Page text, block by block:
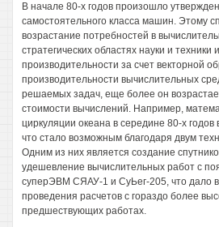
В начале 80-х годов произошло
самостоятельного класса машин. Этому
возрастание потребностей в
стратегических областях науки и техники
производительности за счет векторной
производительности вычислительных
решаемых задач, еще более он
стоимости вычислений. Например,
циркуляции океана в середине 80-х годов
что стало возможным благодаря двум
Одним из них является создание
удешевление вычислительных работ с
суперЭВМ СЯАУ-1 и СуЬег-205, что дало
проведения расчетов с гораздо более
предшествующих работах.